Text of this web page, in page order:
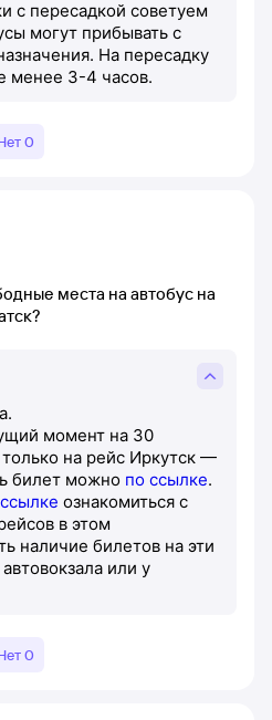
с пересадкой советуем
могут прибывать с
На пересадку
менее 3-4 часов.
0
места на автобус на
момент на 30
на рейс Иркутск —
билет можно по ссылке.
ознакомиться с
в этом
наличие билетов на эти
или у
0